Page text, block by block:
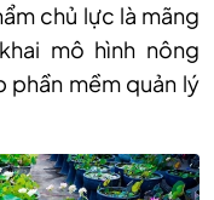
chủ lực là mãng
mô hình nông
mềm quản lý